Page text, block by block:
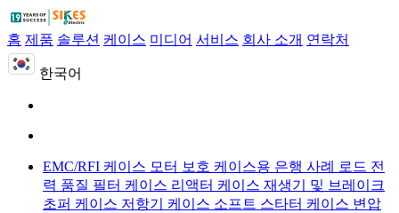
홈 제품 솔루션 케이스 미디어 서비스 회사 소개 연락처
한국어
EMC/RFI 케이스 모터 보호 케이스용 은행 사례 로드 전
력 품질 필터 케이스 리액터 케이스 재생기 및 브레이크
초퍼 케이스 저항기 케이스 소프트 스타터 케이스 변압